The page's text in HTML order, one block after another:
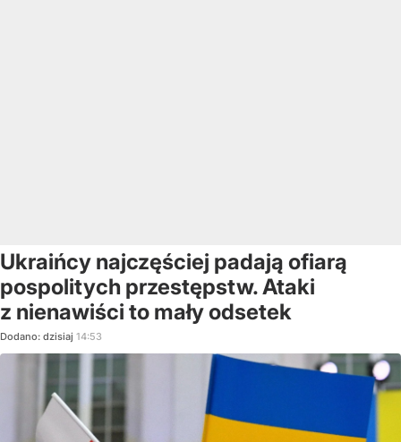
Ukraińcy najczęściej padają ofiarą
pospolitych przestępstw. Ataki
z nienawiści to mały odsetek
Dodano: dzisiaj 14:53